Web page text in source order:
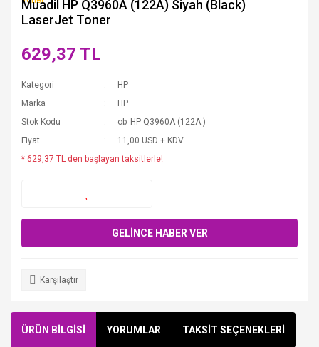
Muadil HP Q3960A (122A) Siyah (Black)
LaserJet Toner
629,37 TL
Kategori
HP
Marka
HP
Stok Kodu
ob_HP Q3960A (122A )
Fiyat
11,00 USD + KDV
* 629,37 TL den başlayan taksitlerle!
GELİNCE HABER VER
Karşılaştır
ÜRÜN BİLGİSİ YORUMLAR TAKSİT SEÇENEKLERİ